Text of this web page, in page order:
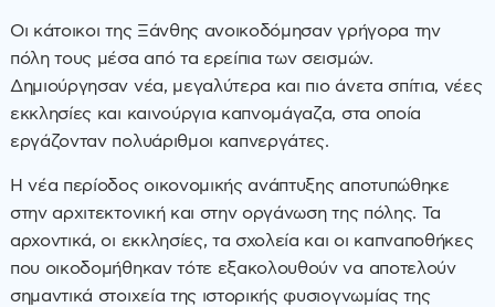
Οι κάτοικοι της Ξάνθης ανοικοδόμησαν γρήγορα την
πόλη τους μέσα από τα ερείπια των σεισμών.
Δημιούργησαν νέα, μεγαλύτερα και πιο άνετα σπίτια, νέες
εκκλησίες και καινούργια καπνομάγαζα, στα οποία
εργάζονταν πολυάριθμοι καπνεργάτες.
Η νέα περίοδος οικονομικής ανάπτυξης αποτυπώθηκε
στην αρχιτεκτονική και στην οργάνωση της πόλης. Τα
αρχοντικά, οι εκκλησίες, τα σχολεία και οι καπναποθήκες
που οικοδομήθηκαν τότε εξακολουθούν να αποτελούν
σημαντικά στοιχεία της ιστορικής φυσιογνωμίας της